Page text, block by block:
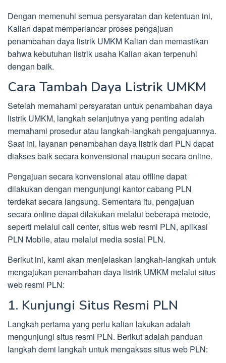
Dengan memenuhi semua persyaratan dan ketentuan ini,
Kalian dapat memperlancar proses pengajuan
penambahan daya listrik UMKM Kalian dan memastikan
bahwa kebutuhan listrik usaha Kalian akan terpenuhi
dengan baik.
Cara Tambah Daya Listrik UMKM
Setelah memahami persyaratan untuk penambahan daya
listrik UMKM, langkah selanjutnya yang penting adalah
memahami prosedur atau langkah-langkah pengajuannya.
Saat ini, layanan penambahan daya listrik dari PLN dapat
diakses baik secara konvensional maupun secara online.
Pengajuan secara konvensional atau offline dapat
dilakukan dengan mengunjungi kantor cabang PLN
terdekat secara langsung. Sementara itu, pengajuan
secara online dapat dilakukan melalui beberapa metode,
seperti melalui call center, situs web resmi PLN, aplikasi
PLN Mobile, atau melalui media sosial PLN.
Berikut ini, kami akan menjelaskan langkah-langkah untuk
mengajukan penambahan daya listrik UMKM melalui situs
web resmi PLN:
1. Kunjungi Situs Resmi PLN
Langkah pertama yang perlu kalian lakukan adalah
mengunjungi situs resmi PLN. Berikut adalah panduan
langkah demi langkah untuk mengakses situs web PLN: